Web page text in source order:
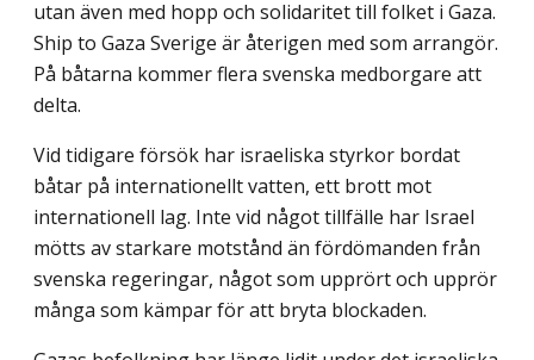
utan även med hopp och solidaritet till folket i Gaza.
Ship to Gaza Sverige är återigen med som arrangör.
På båtarna kommer flera svenska medborgare att
delta.
Vid tidigare försök har israeliska styrkor bordat
båtar på internationellt vatten, ett brott mot
internationell lag. Inte vid något tillfälle har Israel
mötts av starkare motstånd än fördömanden från
svenska regeringar, något som upprört och upprör
många som kämpar för att bryta blockaden.